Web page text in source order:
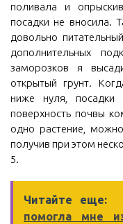
поливала и
посадки не вносила.
довольно
дополнительных
заморозков я
открытый грунт.
ниже нуля, посадки
поверхность почвы
одно растение,
получив при этом
5.
Читайте еще:
помогла мне